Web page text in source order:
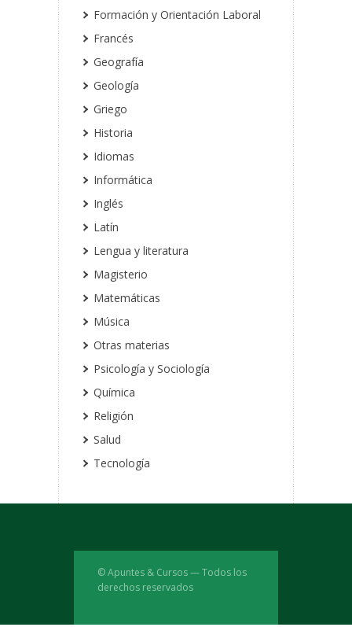
Formación y Orientación Laboral
Francés
Geografía
Geología
Griego
Historia
Idiomas
Informática
Inglés
Latín
Lengua y literatura
Magisterio
Matemáticas
Música
Otras materias
Psicología y Sociología
Química
Religión
Salud
Tecnología
© Apuntes & Cursos — Todos los
derechos reservados